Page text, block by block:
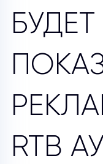
БУДЕТ
RTB